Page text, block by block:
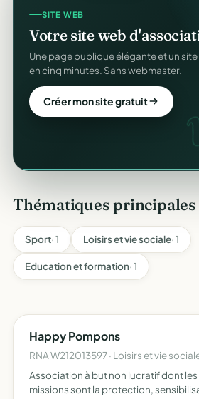
REÇUS FISCAUX
Vos reçusCERFA
Générés et envoyés à vos donateurs
conformes au modèle officiel n°11580.
Automatiser mes reçus
SITE WEB
Votre site web
Une page publique élégante et un
en cinq minutes. Sans webmaster.
Créer mon site gratuit
Thématiques principales
Sport· 1 Loisirs et vie sociale· 1
Education et formation· 1
Happy Pompons
RNA W212013597 · Loisirs et vie
Association à but non lucratif dont
missions sont la protection,